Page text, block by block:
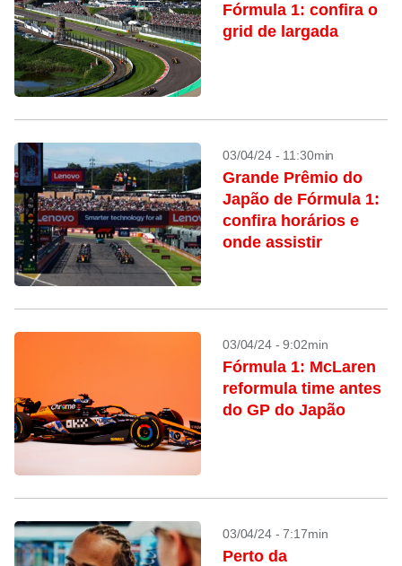
Fórmula 1: confira o
grid de largada
03/04/24 - 11:30min
Grande Prêmio do
Japão de Fórmula 1:
confira horários e
onde assistir
03/04/24 - 9:02min
Fórmula 1: McLaren
reformula time antes
do GP do Japão
03/04/24 - 7:17min
Perto da